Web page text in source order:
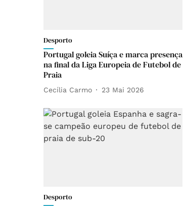
Desporto
Portugal goleia Suíça e marca presença
na final da Liga Europeia de Futebol de
Praia
Cecília Carmo 23 Mai 2026
Desporto